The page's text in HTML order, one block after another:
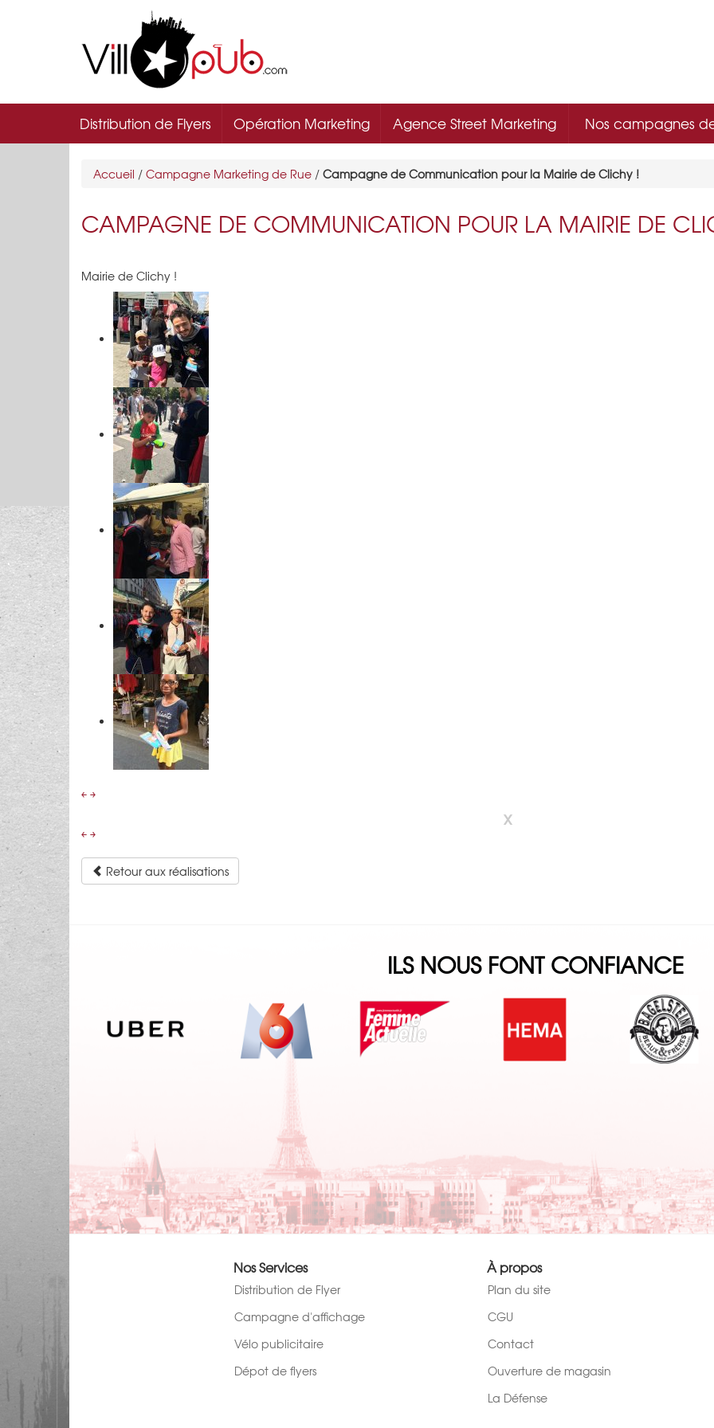
Distribution de Flyers Opération Marketing Agence Street Marketing Nos campagnes
Accueil / Campagne Marketing de Rue / Campagne de Communication pour la Mairie de Clichy !
CAMPAGNE DE COMMUNICATION POUR LA MAIRIE DE
Mairie de Clichy !
￩ ￫
x
￩ ￫
Retour aux réalisations
ILS NOUS FONT CONFIANCE
Nos Services
Distribution de Flyer
Campagne d'affichage
Vélo publicitaire
Dépot de flyers
À propos
Plan du site
CGU
Contact
Ouverture de magasin
La Défense